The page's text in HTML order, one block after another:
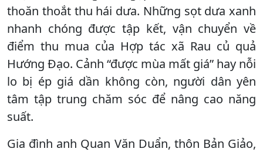
thoăn thoắt thu hái dưa. Những sọt dưa xanh
nhanh chóng được tập kết, vận chuyển về
điểm thu mua của Hợp tác xã Rau củ quả
Hướng Đạo. Cảnh “được mùa mất giá” hay nỗi
lo bị ép giá dần không còn, người dân yên
tâm tập trung chăm sóc để nâng cao năng
suất.
Gia đình anh Quan Văn Duẩn, thôn Bản Giảo,